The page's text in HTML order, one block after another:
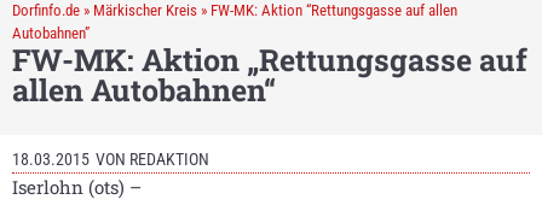
Dorfinfo.de » Märkischer Kreis » FW-MK: Aktion “Rettungsgasse auf allen
Autobahnen”
FW-MK: Aktion „Rettungsgasse auf
allen Autobahnen“
18.03.2015 VON REDAKTION
Iserlohn (ots) –